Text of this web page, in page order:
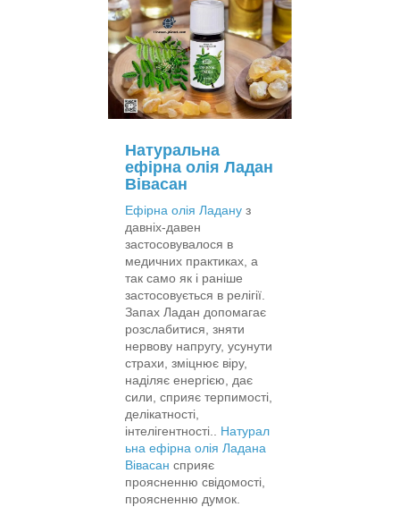
Натуральна
ефірна олія Ладан
Вівасан
Ефірна олія Ладану з
давніх-давен
застосовувалося в
медичних практиках, а
так само як і раніше
застосовується в релігії.
Запах Ладан допомагає
розслабитися, зняти
нервову напругу, усунути
страхи, зміцнює віру,
наділяє енергією, дає
сили, сприяє терпимості,
делікатності,
інтелігентності.. Натурал
ьна ефірна олія Ладана
Вівасан сприяє
проясненню свідомості,
проясненню думок.